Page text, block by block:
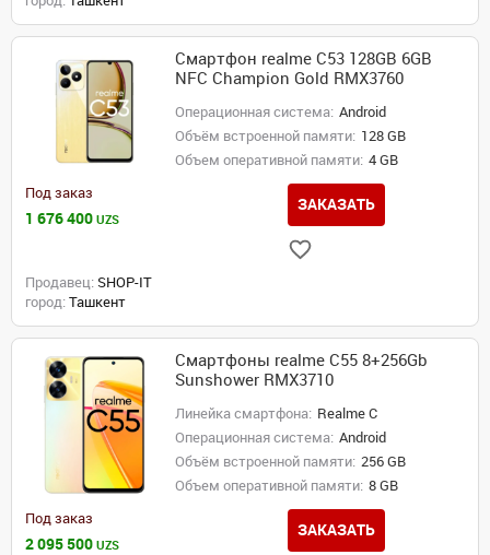
Смартфон realme C53 128GB 6GB
NFC Champion Gold RMX3760
Операционная система: Android
Объём встроенной памяти: 128 GB
Объем оперативной памяти: 4 GB
Под заказ
1 676 400 UZS
ЗАКАЗАТЬ
Продавец: SHOP-IT
город: Ташкент
Смартфоны realme C55 8+256Gb
Sunshower RMX3710
Линейка смартфона: Realme C
Операционная система: Android
Объём встроенной памяти: 256 GB
Объем оперативной памяти: 8 GB
Под заказ
2 095 500 UZS
ЗАКАЗАТЬ